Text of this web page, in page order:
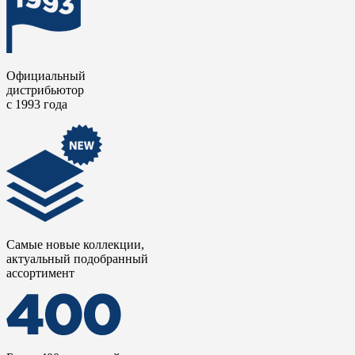
Официальный
дистрибьютор
с 1993 года
Самые новые коллекции,
актуальный подобранный
ассортимент